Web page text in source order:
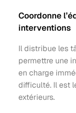
Coordonne
interventions
Il distribue les
permettre une
en charge
difficulté. Il est
extérieurs.